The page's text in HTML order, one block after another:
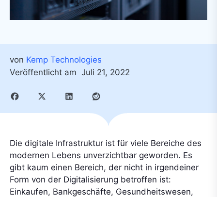
von Kemp Technologies
Veröffentlicht am Juli 21, 2022
Die digitale Infrastruktur ist für viele Bereiche des
modernen Lebens unverzichtbar geworden. Es
gibt kaum einen Bereich, der nicht in irgendeiner
Form von der Digitalisierung betroffen ist:
Einkaufen, Bankgeschäfte, Gesundheitswesen,